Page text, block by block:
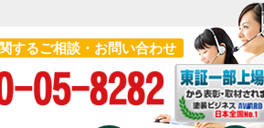
するご相談・お問い合わせ